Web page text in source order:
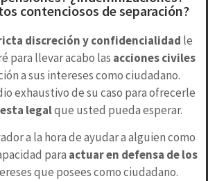
contenciosos de separación?
discreción y confidencialidad le
para llevar acabo las acciones civiles
a sus intereses como ciudadano.
exhaustivo de su caso para ofrecerle
legalque usted pueda esperar.
a la hora de ayudar a alguien como
para actuar en defensa de los
que posees como ciudadano.